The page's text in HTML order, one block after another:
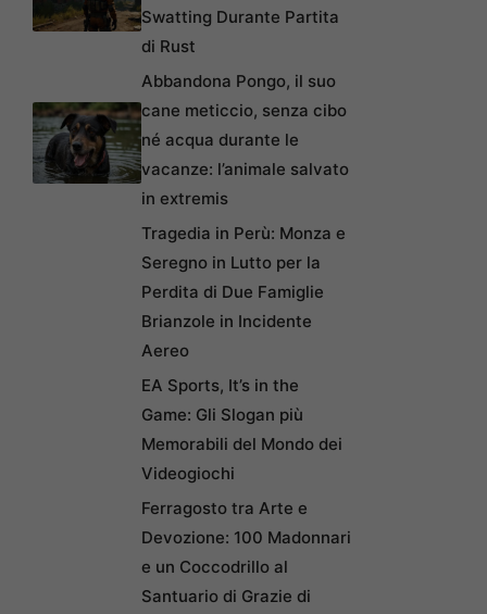
Swatting Durante Partita
di Rust
Abbandona Pongo, il suo
cane meticcio, senza cibo
né acqua durante le
vacanze: l’animale salvato
in extremis
Tragedia in Perù: Monza e
Seregno in Lutto per la
Perdita di Due Famiglie
Brianzole in Incidente
Aereo
EA Sports, It’s in the
Game: Gli Slogan più
Memorabili del Mondo dei
Videogiochi
Ferragosto tra Arte e
Devozione: 100 Madonnari
e un Coccodrillo al
Santuario di Grazie di